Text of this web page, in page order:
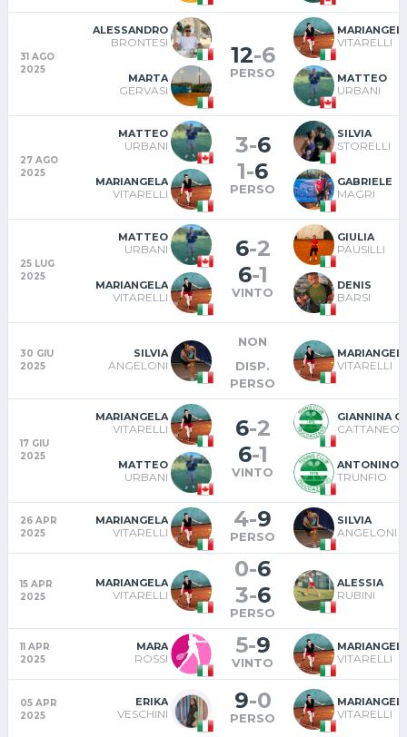
31 AGO
2025
ALESSANDRO
BRONTESI
MARTA
GERVASI
12-6
PERSO
VITARELLI
MATTEO
URBANI
27 AGO
2025
MATTEO
URBANI
MARIANGELA
VITARELLI
3-6
1-6
PERSO
SILVIA
STORELLI
GABRIELE
MAGRI
25 LUG
2025
MATTEO
URBANI
MARIANGELA
VITARELLI
6-2
6-1
VINTO
GIULIA
PAUSILLI
DENIS
BARSI
30 GIU
2025
SILVIA
ANGELONI
NON
DISP.
PERSO
VITARELLI
17 GIU
2025
MARIANGELA
VITARELLI
MATTEO
URBANI
6-2
6-1
VINTO
GIANNINA
CATTANEO
ANTONINO
TRUNFIO
26 APR
2025
MARIANGELA
VITARELLI
4-9
PERSO
SILVIA
ANGELONI
15 APR
2025
MARIANGELA
VITARELLI
0-6
3-6
PERSO
ALESSIA
RUBINI
11 APR
2025
MARA
ROSSI
5-9
VINTO VITARELLI
05 APR
2025
ERIKA
VESCHINI
9-0
PERSO VITARELLI